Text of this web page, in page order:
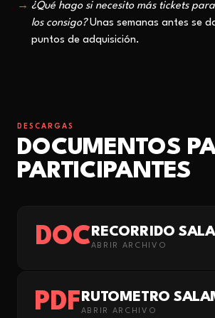
¿Qué hago si necesito más tickets
los consigo?Unas semanas antes se
puntos de adquisición.
DESCARGAS
DOCUMENTOS
PARTICIPANTES
DOCABRIR ARCHIVO
PDFABRIR ARCHIVO